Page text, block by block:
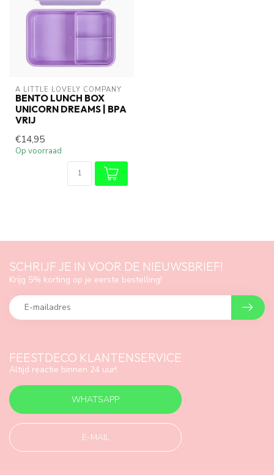
A LITTLE LOVELY COMPANY
BENTO LUNCH BOX
UNICORN DREAMS | BPA
VRIJ
€14,95
Op voorraad
FEESTDECO KLANTENSERVICE
Altijd reactie binnen 24 uur!
WHATSAPP
E-MAIL
SCHRIJF JE IN VOOR DE NIEUWSBRIEF!
Krijg 5% korting op je eerste bestelling!